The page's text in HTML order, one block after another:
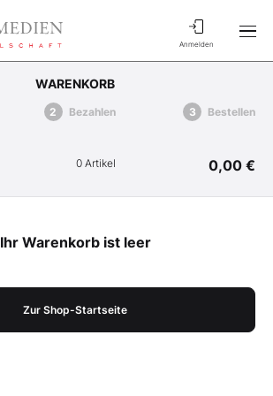
Anmelden
WARENKORB
Bezahlen Bestellen
0 Artikel 0,00 €
Ihr Warenkorb ist leer
Zur Shop-Startseite